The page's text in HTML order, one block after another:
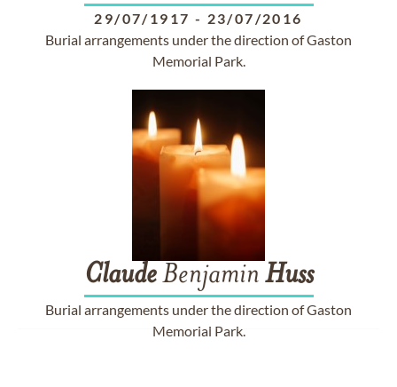
29/07/1917 - 23/07/2016
Burial arrangements under the direction of Gaston
Memorial Park.
ClaudeBenjamin Huss
Burial arrangements under the direction of Gaston
Memorial Park.